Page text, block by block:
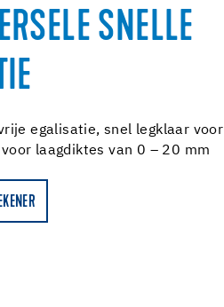
SNELLE
egalisatie, snel legklaar voor
laagdiktes van 0 – 20 mm